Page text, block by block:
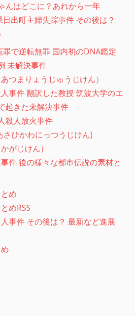
んはどこに？あれから一年
出町主婦失踪事件 その後は？
で逆転無罪 国内初のDNA鑑定
未解決事件
つまりょうじゅうじけん）
事件 翻訳した教授 筑波大学のエ
起きた未解決事件
殺人放火事件
さひかわにっつうじけん)
がじけん）
件 後の様々な都市伝説の素材と
め
めRSS
事件 その後は？ 最新など進展